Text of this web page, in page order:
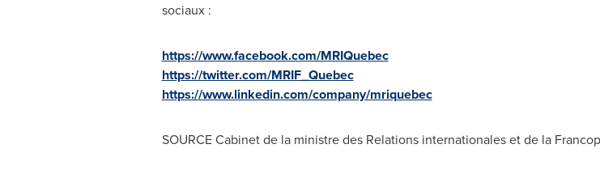
sociaux :
https://www.facebook.com/MRIQuebec
https://twitter.com/MRIF_Quebec
https://www.linkedin.com/company/mriquebec
SOURCE Cabinet de la ministre des Relations internationales et de la